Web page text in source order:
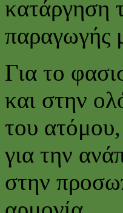
κατάργηση
παραγωγής
Για το
και στην
του ατόμου,
για την
στην